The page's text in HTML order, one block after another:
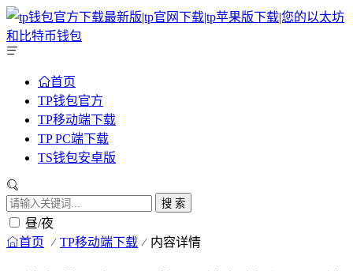
首页
TP钱包官方
TP移动端下载
TP PC端下载
TS钱包安卓版
搜 索
昼/夜
首页 TP移动端下载 内容详情